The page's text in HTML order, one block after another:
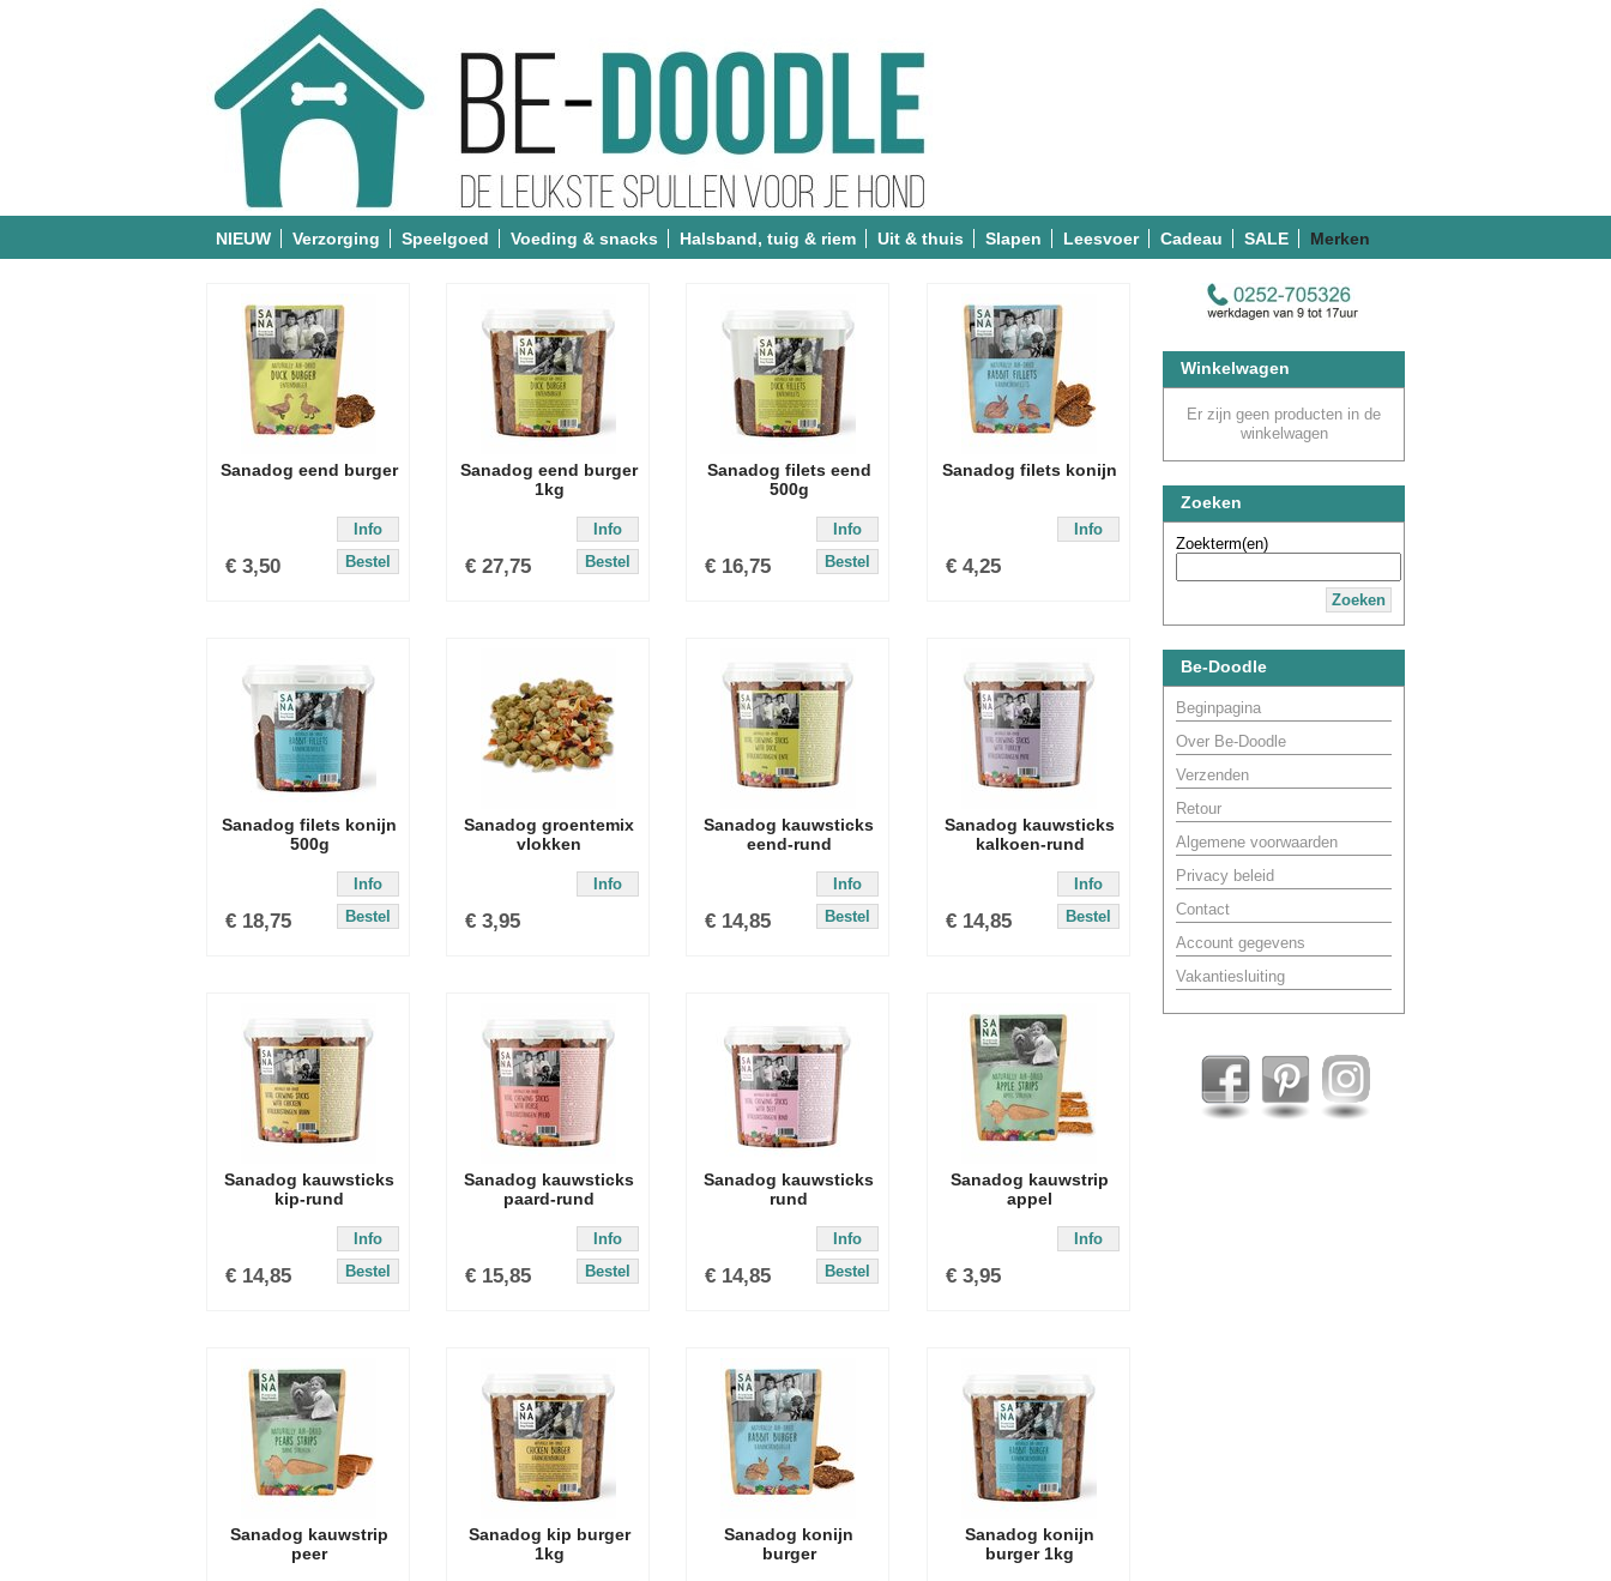
NIEUW Verzorging Speelgoed Voeding & snacks Halsband, tuig & riem Uit & thuis Slapen Leesvoer Cadeau SALE Merken
Sanadog eend burger
€ 3,50
Info
Bestel
Sanadog eend burger
1kg
€ 27,75
Info
Bestel
Sanadog filets eend
500g
€ 16,75
Info
Bestel
Sanadog filets konijn
€ 4,25
Info
Sanadog filets konijn
500g
€ 18,75
Info
Bestel
Sanadog groentemix
vlokken
€ 3,95
Info
Sanadog kauwsticks
eend-rund
€ 14,85
Info
Bestel
Sanadog kauwsticks
kalkoen-rund
€ 14,85
Info
Bestel
Sanadog kauwsticks
kip-rund
€ 14,85
Info
Bestel
Sanadog kauwsticks
paard-rund
€ 15,85
Info
Bestel
Sanadog kauwsticks
rund
€ 14,85
Info
Bestel
Sanadog kauwstrip
appel
€ 3,95
Info
Sanadog kauwstrip
peer
Sanadog kip burger
1kg
Sanadog konijn
burger
Sanadog konijn
burger 1kg
Winkelwagen
Er zijn geen producten in de
winkelwagen
Zoeken
Zoekterm(en)
Zoeken
Be-Doodle
Beginpagina
Over Be-Doodle
Verzenden
Retour
Algemene voorwaarden
Privacy beleid
Contact
Account gegevens
Vakantiesluiting